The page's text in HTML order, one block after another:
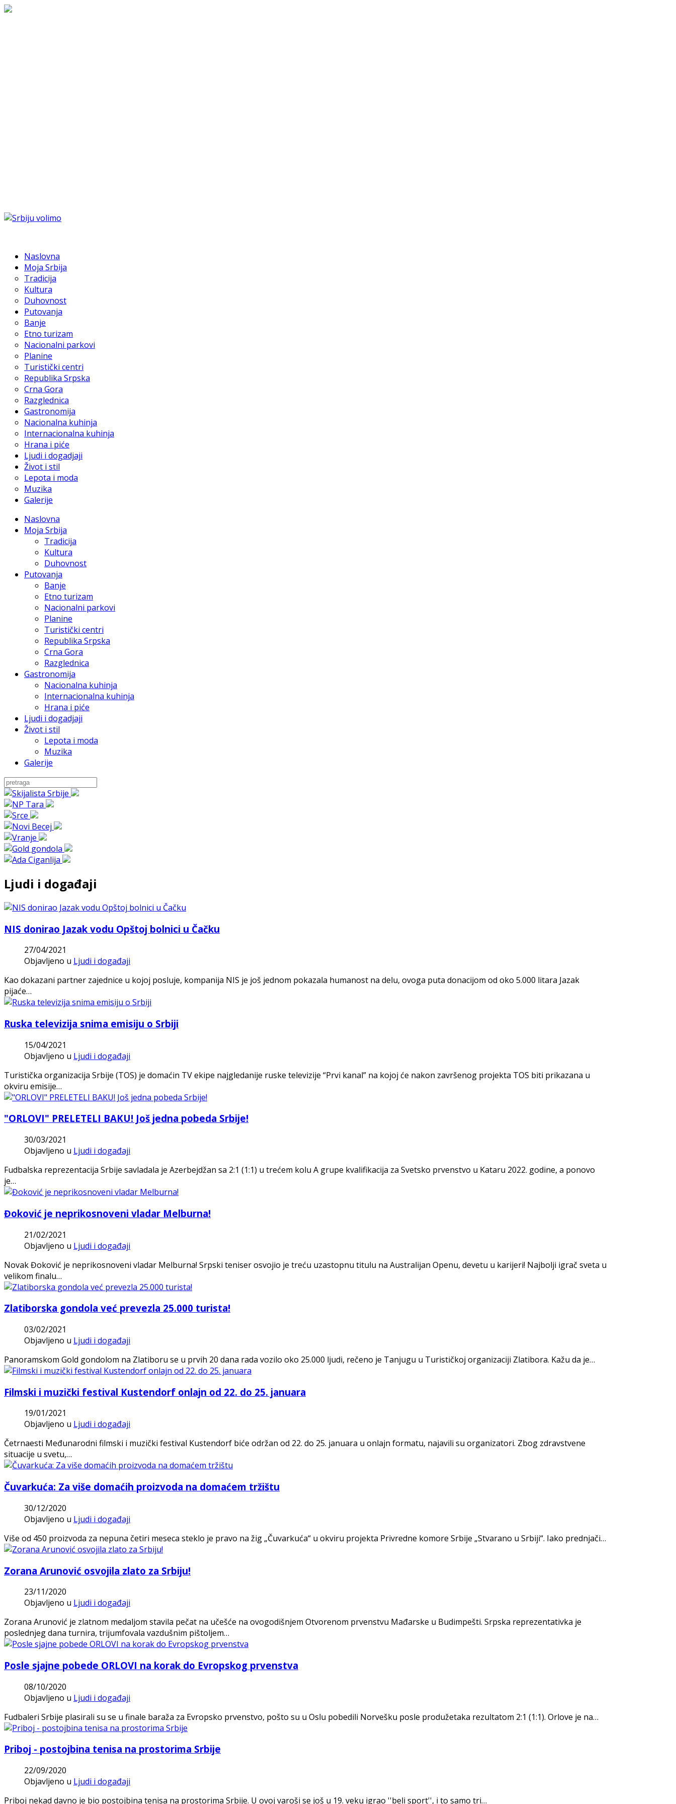
Naslovna
Moja Srbija
Tradicija
Kultura
Duhovnost
Putovanja
Banje
Etno turizam
Nacionalni parkovi
Planine
Turistički centri
Republika Srpska
Crna Gora
Razglednica
Gastronomija
Nacionalna kuhinja
Internacionalna kuhinja
Hrana i piće
Ljudi i dogadjaji
Život i stil
Lepota i moda
Muzika
Galerije
Naslovna
Moja Srbija
Tradicija
Kultura
Duhovnost
Putovanja
Banje
Etno turizam
Nacionalni parkovi
Planine
Turistički centri
Republika Srpska
Crna Gora
Razglednica
Gastronomija
Nacionalna kuhinja
Internacionalna kuhinja
Hrana i piće
Ljudi i dogadjaji
Život i stil
Lepota i moda
Muzika
Galerije
Ljudi i događaji
NIS donirao Jazak vodu Opštoj bolnici u Čačku
27/04/2021
Objavljeno u Ljudi i događaji
Kao dokazani partner zajednice u kojoj posluje, kompanija NIS je još jednom pokazala humanost na delu, ovoga puta donacijom od oko 5.000 litara Jazak
pijaće…
Ruska televizija snima emisiju o Srbiji
15/04/2021
Objavljeno u Ljudi i događaji
Turistička organizacija Srbije (TOS) je domaćin TV ekipe najgledanije ruske televizije “Prvi kanal” na kojoj će nakon završenog projekta TOS biti prikazana u
okviru emisije…
"ORLOVI" PRELETELI BAKU! Još jedna pobeda Srbije!
30/03/2021
Objavljeno u Ljudi i događaji
Fudbalska reprezentacija Srbije savladala je Azerbejdžan sa 2:1 (1:1) u trećem kolu A grupe kvalifikacija za Svetsko prvenstvo u Kataru 2022. godine, a ponovo
je…
Đoković je neprikosnoveni vladar Melburna!
21/02/2021
Objavljeno u Ljudi i događaji
Novak Đoković je neprikosnoveni vladar Melburna! Srpski teniser osvojio je treću uzastopnu titulu na Australijan Openu, devetu u karijeri! Najbolji igrač sveta u
velikom finalu…
Zlatiborska gondola već prevezla 25.000 turista!
03/02/2021
Objavljeno u Ljudi i događaji
Panoramskom Gold gondolom na Zlatiboru se u prvih 20 dana rada vozilo oko 25.000 ljudi, rečeno je Tanjugu u Turističkoj organizaciji Zlatibora. Kažu da je…
Filmski i muzički festival Kustendorf onlajn od 22. do 25. januara
19/01/2021
Objavljeno u Ljudi i događaji
Četrnaesti Međunarodni filmski i muzički festival Kustendorf biće održan od 22. do 25. januara u onlajn formatu, najavili su organizatori. Zbog zdravstvene
situacije u svetu,…
Čuvarkuća: Za više domaćih proizvoda na domaćem tržištu
30/12/2020
Objavljeno u Ljudi i događaji
Više od 450 proizvoda za nepuna četiri meseca steklo je pravo na žig „Čuvarkuća“ u okviru projekta Privredne komore Srbije „Stvarano u Srbiji“. Iako prednjači…
Zorana Arunović osvojila zlato za Srbiju!
23/11/2020
Objavljeno u Ljudi i događaji
Zorana Arunović je zlatnom medaljom stavila pečat na učešće na ovogodišnjem Otvorenom prvenstvu Mađarske u Budimpešti. Srpska reprezentativka je
poslednjeg dana turnira, trijumfovala vazdušnim pištoljem…
Posle sjajne pobede ORLOVI na korak do Evropskog prvenstva
08/10/2020
Objavljeno u Ljudi i događaji
Fudbaleri Srbije plasirali su se u finale baraža za Evropsko prvenstvo, pošto su u Oslu pobedili Norvešku posle produžetaka rezultatom 2:1 (1:1). Orlove je na…
Priboj - postojbina tenisa na prostorima Srbije
22/09/2020
Objavljeno u Ljudi i događaji
Priboj nekad davno je bio postojbina tenisa na prostorima Srbije. U ovoj varoši se još u 19. veku igrao ''beli sport'', i to samo tri…